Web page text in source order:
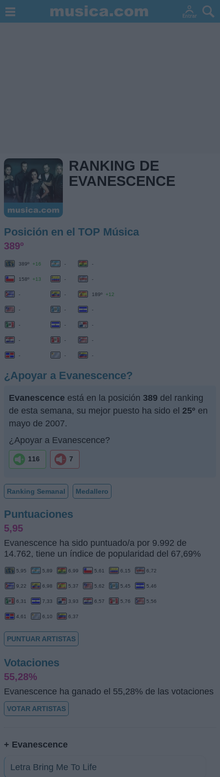
RANKING DE
EVANESCENCE
Posición en el TOP Música
389º
389º +16 - -
158º +13 - -
- - 189º +12
- - -
- - -
- - -
- - -
¿Apoyar a Evanescence?
Evanescence está en la posición 389 del ranking
de esta semana, su mejor puesto ha sido el 25º en
mayo de 2007.
¿Apoyar a Evanescence?
116 7
Ranking Semanal Medallero
Puntuaciones
5,95
Evanescence ha sido puntuado/a por 9.992 de
14.762, tiene un índice de popularidad del 67,69%
5,95 5,89 6,99 5,61 6,15 6,72
9,22 6,98 5,37 5,62 5,45 5,46
6,31 7,33 3,93 6,57 5,76 5,56
4,61 6,10 6,37
PUNTUAR ARTISTAS
Votaciones
55,28%
Evanescence ha ganado el 55,28% de las votaciones
VOTAR ARTISTAS
+ Evanescence
Letra Bring Me To Life